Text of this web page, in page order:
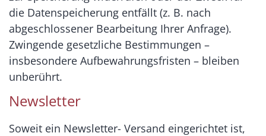
die Datenspeicherung entfällt (z. B. nach
abgeschlossener Bearbeitung Ihrer Anfrage).
Zwingende gesetzliche Bestimmungen –
insbesondere Aufbewahrungsfristen – bleiben
unberührt.
Newsletter
Soweit ein Newsletter- Versand eingerichtet ist,